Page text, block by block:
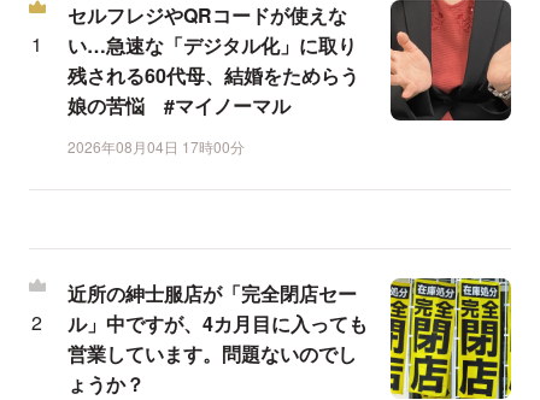
セルフレジやQRコードが使えな
い…急速な「デジタル化」に取り
残される60代母、結婚をためらう
娘の苦悩 #マイノーマル
2026年08月04日 17時00分
近所の紳士服店が「完全閉店セー
ル」中ですが、4カ月目に入っても
営業しています。問題ないのでし
ょうか？